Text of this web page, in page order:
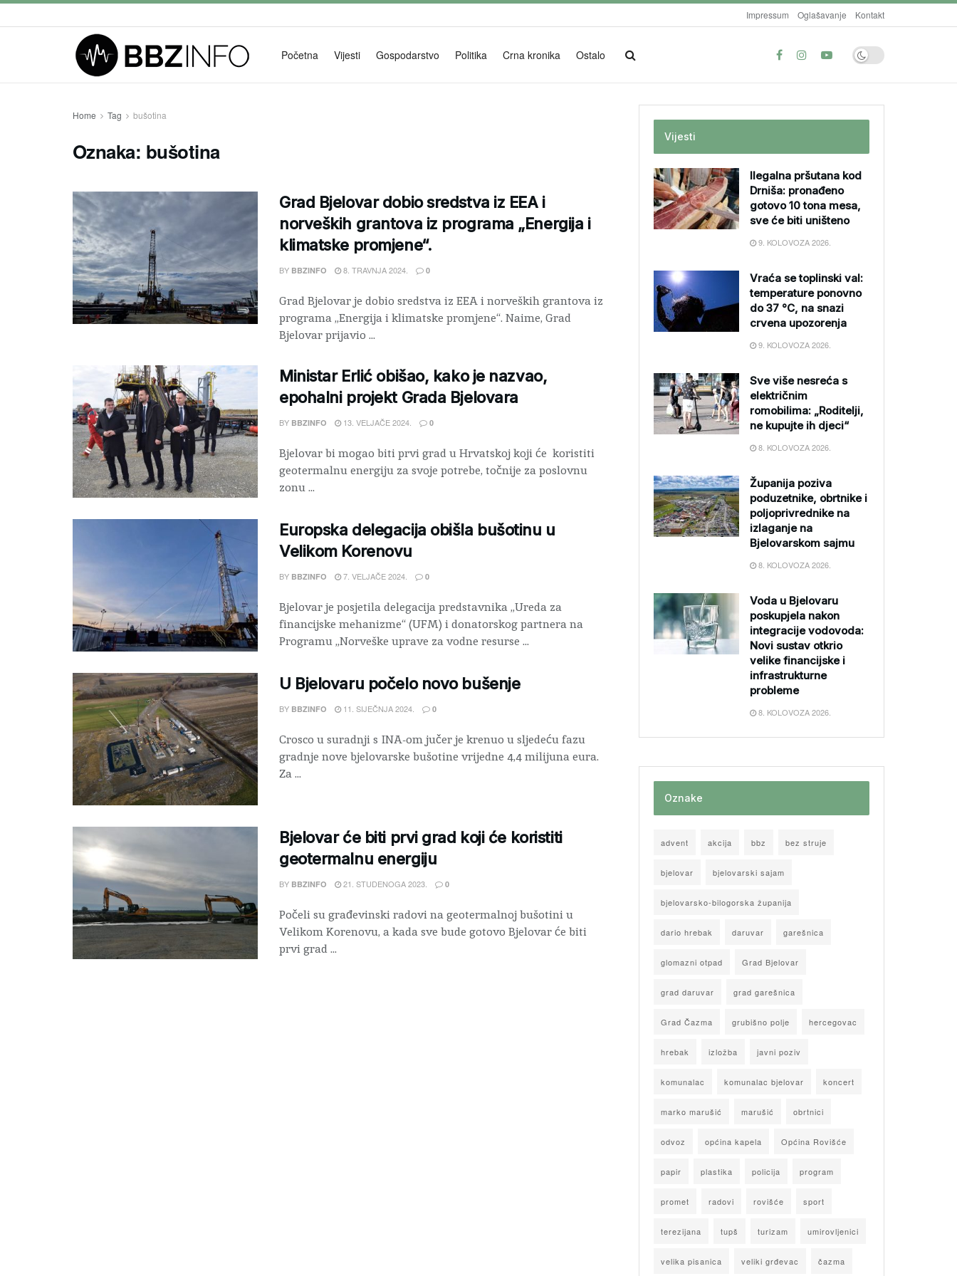
Impressum Oglašavanje Kontakt
Početna Vijesti Gospodarstvo Politika Crna kronika Ostalo
Home Tag bušotina
Oznaka: bušotina
Grad Bjelovar dobio sredstva iz EEA i
norveških grantova iz programa „Energija i
klimatske promjene“.
BY BBZINFO 8. TRAVNJA 2024. 0
Grad Bjelovar je dobio sredstva iz EEA i norveških grantova iz
programa „Energija i klimatske promjene“. Naime, Grad
Bjelovar prijavio ...
Ministar Erlić obišao, kako je nazvao,
epohalni projekt Grada Bjelovara
BY BBZINFO 13. VELJAČE 2024. 0
Bjelovar bi mogao biti prvi grad u Hrvatskoj koji će koristiti
geotermalnu energiju za svoje potrebe, točnije za poslovnu
zonu ...
Europska delegacija obišla bušotinu u
Velikom Korenovu
BY BBZINFO 7. VELJAČE 2024. 0
Bjelovar je posjetila delegacija predstavnika „Ureda za
financijske mehanizme“ (UFM) i donatorskog partnera na
Programu „Norveške uprave za vodne resurse ...
U Bjelovaru počelo novo bušenje
BY BBZINFO 11. SIJEČNJA 2024. 0
Crosco u suradnji s INA-om jučer je krenuo u sljedeću fazu
gradnje nove bjelovarske bušotine vrijedne 4,4 milijuna eura.
Za ...
Bjelovar će biti prvi grad koji će koristiti
geotermalnu energiju
BY BBZINFO 21. STUDENOGA 2023. 0
Počeli su građevinski radovi na geotermalnoj bušotini u
Velikom Korenovu, a kada sve bude gotovo Bjelovar će biti
prvi grad ...
Vijesti
Ilegalna pršutana kod
Drniša: pronađeno
gotovo 10 tona mesa,
sve će biti uništeno
9. KOLOVOZA 2026.
Vraća se toplinski val:
temperature ponovno
do 37 °C, na snazi
crvena upozorenja
9. KOLOVOZA 2026.
Sve više nesreća s
električnim
romobilima: „Roditelji,
ne kupujte ih djeci“
8. KOLOVOZA 2026.
Županija poziva
poduzetnike, obrtnike i
poljoprivrednike na
izlaganje na
Bjelovarskom sajmu
8. KOLOVOZA 2026.
Voda u Bjelovaru
poskupjela nakon
integracije vodovoda:
Novi sustav otkrio
velike financijske i
infrastrukturne
probleme
8. KOLOVOZA 2026.
Oznake
advent akcija bbz bez struje
bjelovar bjelovarski sajam
bjelovarsko-bilogorska županija
dario hrebak daruvar garešnica
glomazni otpad Grad Bjelovar
grad daruvar grad garešnica
Grad Čazma grubišno polje hercegovac
hrebak izložba javni poziv
komunalac komunalac bjelovar koncert
marko marušić marušić obrtnici
odvoz općina kapela Općina Rovišće
papir plastika policija program
promet radovi rovišće sport
terezijana tupš turizam umirovljenici
velika pisanica veliki grđevac čazma